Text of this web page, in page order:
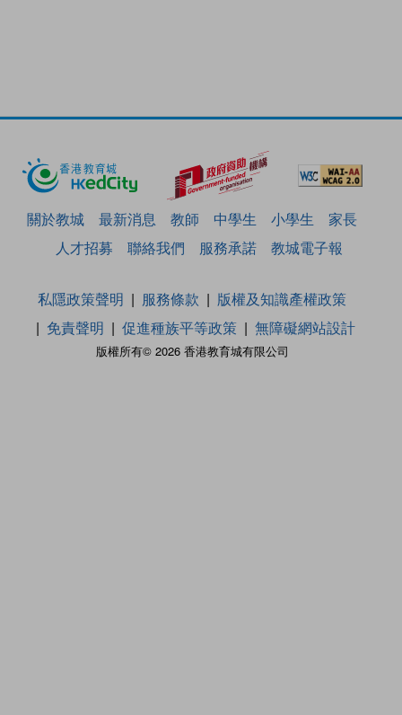
關於教城 最新消息 教師 中學生 小學生
家長
人才招募
聯絡我們 服務承諾 教城電子報
版權所有© 2026 香港教育城有限公司
私隱政策聲明 服務條款
版權及知識產權政策
免責聲明
促進種族平等政策 無障礙網站設計